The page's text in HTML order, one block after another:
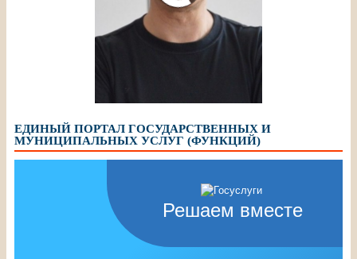
ЕДИНЫЙ ПОРТАЛ ГОСУДАРСТВЕННЫХ И
МУНИЦИПАЛЬНЫХ УСЛУГ (ФУНКЦИЙ)
Решаем вместе